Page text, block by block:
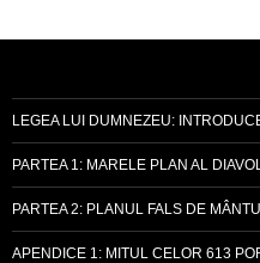
LEGEA LUI DUMNEZEU:
PARTEA 1: MARELE PLAN AL
PARTEA 2: PLANUL FALS DE
APENDICE 1: MITUL CELOR 613